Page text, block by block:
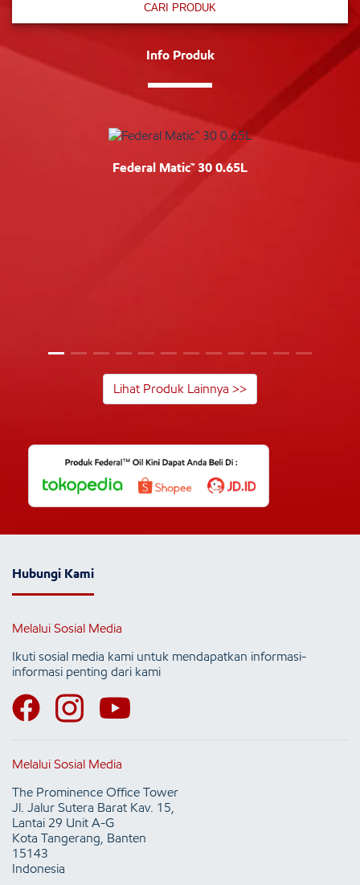
CARI PRODUK
Info Produk
Federal Matic™ 30 0.65L
Lihat Produk Lainnya >>
Hubungi Kami
Melalui Sosial Media
Ikuti sosial media kami untuk mendapatkan informasi-
informasi penting dari kami
Melalui Sosial Media
The Prominence Office Tower
Jl. Jalur Sutera Barat Kav. 15,
Lantai 29 Unit A-G
Kota Tangerang, Banten
15143
Indonesia